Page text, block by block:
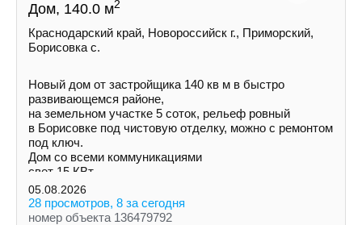
Дом, 140.0 м2
Краснодарский край, Новороссийск г., Приморский,
Борисовка с.
Новый дом от застройщика 140 кв м в быстро
развивающемся районе,
на земельном участке 5 соток, рельеф ровный
в Борисовке под чистовую отделку, можно с ремонтом
под ключ.
Дом со всеми коммуникациями
свет 15 КВт
индивидуальная скважина
септик
05.08.2026
28 просмотров, 8 за сегодня
номер объекта 136479792